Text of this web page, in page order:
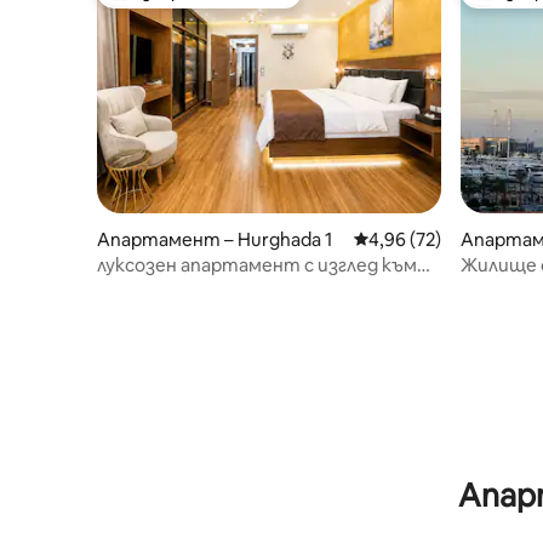
Апартамент – Hurghada 1 Средна оценка: 4,96
4,96 (72)
луксозен апартамент с изглед към
rst
Жилище